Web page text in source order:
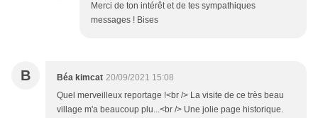
Merci de ton intérêt et de tes sympathiques
messages ! Bises
B Béa kimcat 20/09/2021 15:08
Quel merveilleux reportage !<br /> La visite de ce très beau
village m'a beaucoup plu...<br /> Une jolie page historique.